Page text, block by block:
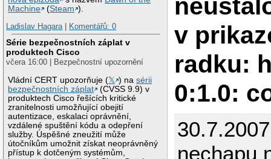
Machine
(Steam ).
Ladislav Hagara| Komentářů: 0
Série bezpečnostních záplat v
produktech Cisco
včera 16:00 | Bezpečnostní upozornění
Vládní CERT upozorňuje (𝕏 ) nasérii
bezpečnostních záplat
(CVSS 9.9) v
produktech Cisco řešících kritické
zranitelnosti umožňující obejití
autentizace, eskalaci oprávnění,
vzdálené spuštění kódu a odepření
služby. Úspěšné zneužití může
útočníkům umožnit získat neoprávněný
přístup k dotčeným systémům,
v
radku:
0:1.0:
nechapu